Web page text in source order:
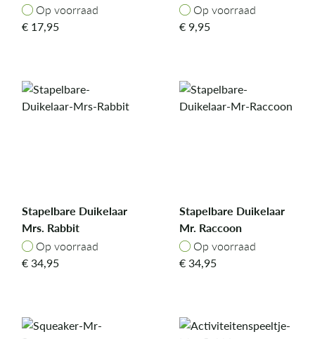
Op voorraad
Op voorraad
€ 17,95
Op voorraad
Op voorraad
€ 9,95
Stapelbare Duikelaar
Mrs. Rabbit
Op voorraad
Op voorraad
€34,95
Stapelbare Duikelaar
Mr. Raccoon
Op voorraad
Op voorraad
€34,95